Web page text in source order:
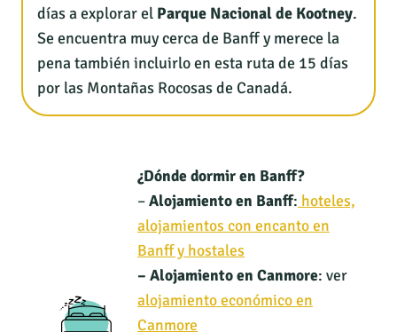
días a explorar el Parque Nacional de Kootney.
Se encuentra muy cerca de Banff y merece la
pena también incluirlo en esta ruta de 15 días
por las Montañas Rocosas de Canadá.
¿Dónde dormir en Banff?
–Alojamiento en Banff: hoteles,
alojamientos con encanto en
Banff y hostales
– Alojamiento en Canmore: ver
alojamiento económico en
Canmore